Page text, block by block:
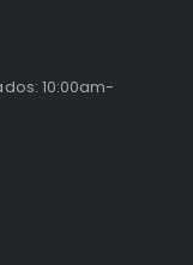
10:00am-